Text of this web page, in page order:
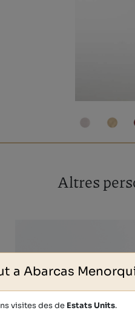
Altres
a Abarcas
visites des de Estats Units.